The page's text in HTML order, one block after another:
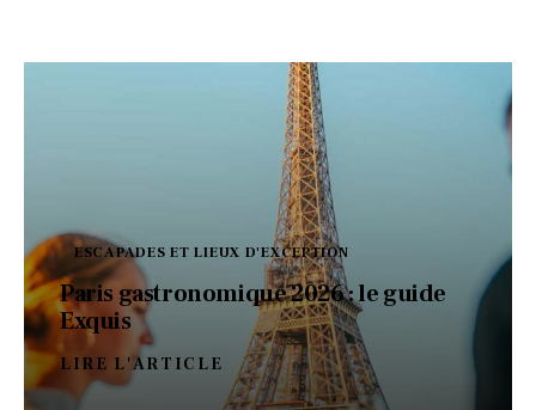
ESCAPADES ET LIEUX D'EXCEPTION
Paris gastronomique 2026 : le guide
Exquis
LIRE L'ARTICLE